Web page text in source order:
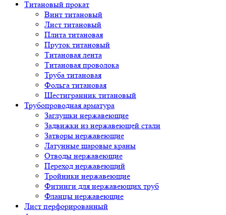
Титановый прокат
Винт титановый
Лист титановый
Плита титановая
Пруток титановый
Титановая лента
Титановая проволока
Труба титановая
Фольга титановая
Шестигранник титановый
Трубопроводная арматура
Заглушки нержавеющие
Задвижки из нержавеющей стали
Затворы нержавеющие
Латунные шаровые краны
Отводы нержавеющие
Переход нержавеющий
Тройники нержавеющие
Фитинги для нержавеющих труб
Фланцы нержавеющие
Лист перфорированный